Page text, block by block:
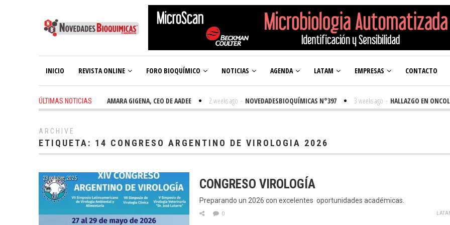
INICIO REVISTA ONLINE FORO BIOQUÍMICO NOTICIAS AGENDA LATAM EMPRESAS CONTACTO
ÚLTIMAS NOTICIAS
2 weeks ago TAMARA GIGENA, CEO DE AADEE 2 weeks ago - NOVEDADESBIOQUÍMICAS N°397 3 weeks ago - HALLAZGO EN
ARCHIVE
ETIQUETA: 14 CONGRESO ARGENTINO DE VIROLOGIA 2026
23 octubre, 2025 CONGRESO VIROLOGÍA
Preparando un 2026 con excelentes oportunidades académicas.
0